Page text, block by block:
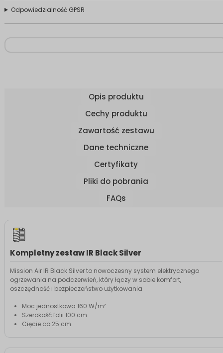
Odpowiedzialność GPSR
Opis produktu
Cechy produktu
Zawartość zestawu
Dane techniczne
Certyfikaty
Pliki do pobrania
FAQs
Kompletny zestaw IR Black Silver
Mission Air IR Black Silver to nowoczesny system elektrycznego
ogrzewania na podczerwień, który łączy w sobie komfort,
oszczędność i bezpieczeństwo użytkowania
Moc jednostkowa 160 W/m²
Szerokość folii 100 cm
Cięcie co 25 cm